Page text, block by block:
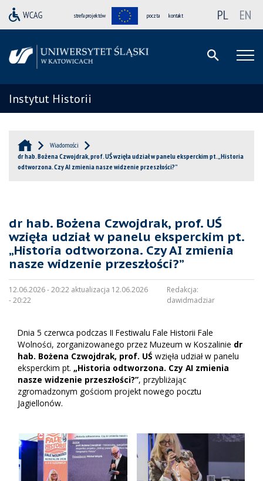
strefa projektów poczta kontakt PL EN
Instytut Historii
Wiadomości
dr hab. Bożena Czwojdrak, prof. UŚ wzięła udział w panelu eksperckim pt. „Historia
odtworzona. Czy AI zmienia nasze widzenie przeszłości?”
dr hab. Bożena Czwojdrak, prof. UŚ
wzięła udział w panelu eksperckim pt.
„Historia odtworzona. Czy AI zmienia
nasze widzenie przeszłości?”
12.06.2026 - 20:22 aktualizacja 12.06.2026
- 20:22
Redakcja:
dawidmadziar
Dnia 5 czerwca podczas II Festiwalu Fale Historii Fale
Wolności, zorganizowanego przez Muzeum w Koszalinie dr
hab. Bożena Czwojdrak, prof. UŚ wzięła udział w panelu
eksperckim pt. „Historia odtworzona. Czy AI zmienia
nasze widzenie przeszłości?”, przybliżając
zgromadzonym gościom projekt nowego pocztu
Jagiellonów.